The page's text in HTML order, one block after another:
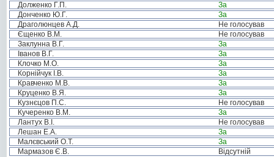
Долженко Г.П.
За
Донченко Ю.Г.
За
Драголюнцев А.Д.
Не голосував
Єщенко В.М.
Не голосував
Заклунна В.Г.
За
Іванов В.Г.
За
Клочко М.О.
За
Корнійчук І.В.
За
Кравченко М.В.
За
Круценко В.Я.
За
Кузнєцов П.С.
Не голосував
Кучеренко В.М.
За
Лантух В.І.
Не голосував
Лешан Е.А.
За
Малєвський О.Т.
За
Мармазов Є.В.
Відсутній